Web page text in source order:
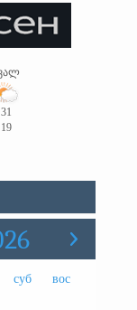
31
19
суб вос